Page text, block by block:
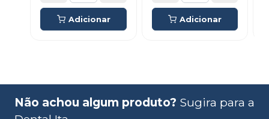
Adicionar Adicionar
Não achou algum produto? Sugira para a